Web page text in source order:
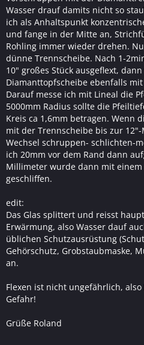
Wasser drauf damits nicht so
ich als Anhaltspunkt
und fange in der Mitte an,
Rohling immer wieder drehen.
dünne Trennscheibe. Nach 1-
10" großes Stück ausgeflext,
Diamanttopfscheibe ebenfalls
Darauf messe ich mit Lineal die
5000mm Radius sollte die
Kreis ca 1,6mm betragen. Wenn
mit der Trennscheibe bis zur
Wechsel schruppen- schlichten-
ich 20mm vor dem Rand dann
Millimeter wurde dann mit einem
geschliffen.
edit:
Das Glas splittert und reisst
Erwärmung, also Wasser dauf
üblichen Schutzausrüstung
Gehörschutz, Grobstaubmaske,
an.
Flexen ist nicht ungefährlich,
Gefahr!
Grüße Roland